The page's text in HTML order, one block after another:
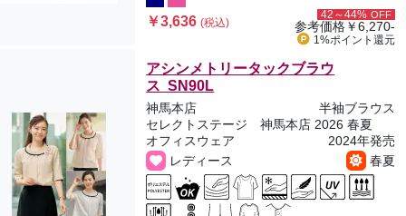
￥3,636(税込)
42～44% OFF
参考価格￥6,270-
1%ポイント 還元
アシンメトリータックブラウ
ス SN90L
神馬本店
半袖ブラウス
セレクトステージ 神馬本店 2026 春夏
オフィスウェア
2024年発売
レディース
春夏